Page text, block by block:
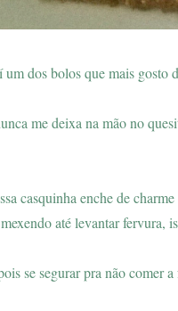
um dos bolos que mais gosto
me deixa na mão no
casquinha enche de
até levantar fervura,
se segurar pra não comer